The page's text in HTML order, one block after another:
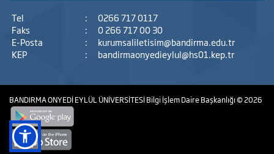
Tel :
0266 717 0117
Faks
:
0 266 717 00 30
E-Posta
:
kurumsaliletisim@bandirma.edu.tr
KEP
: bandirmaonyedieylul@hs01.kep.tr
BANDIRMA ONYEDİ EYLÜL ÜNİVERSİTESİBilgi İşlem Daire Başkanlığı© 2026